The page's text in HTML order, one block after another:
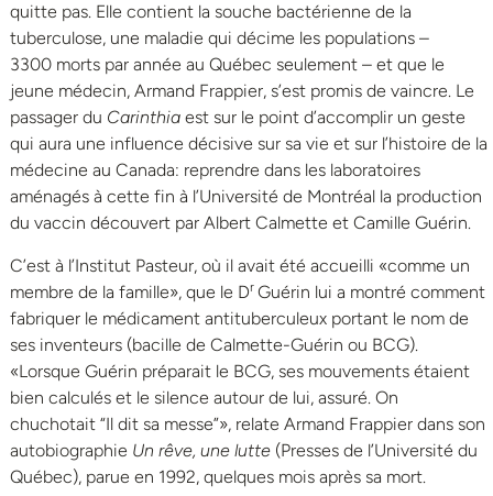
quitte pas. Elle contient la souche bactérienne de la
tuberculose, une maladie qui décime les populations –
3300 morts par année au Québec seulement – et que le
jeune médecin, Armand Frappier, s’est promis de vaincre. Le
passager du Carinthia est sur le point d’accomplir un geste
qui aura une influence décisive sur sa vie et sur l’histoire de la
médecine au Canada: reprendre dans les laboratoires
aménagés à cette fin à l’Université de Montréal la production
du vaccin découvert par Albert Calmette et Camille Guérin.
C’est à l’Institut Pasteur, où il avait été accueilli «comme un
membre de la famille», que le Dr Guérin lui a montré comment
fabriquer le médicament antituberculeux portant le nom de
ses inventeurs (bacille de Calmette-Guérin ou BCG).
«Lorsque Guérin préparait le BCG, ses mouvements étaient
bien calculés et le silence autour de lui, assuré. On
chuchotait “Il dit sa messe”», relate Armand Frappier dans son
autobiographie Un rêve, une lutte (Presses de l’Université du
Québec), parue en 1992, quelques mois après sa mort.